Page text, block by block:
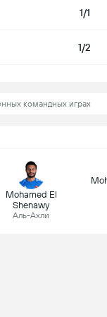
1/1
1/2
командных играх
Mohamed El
Shenawy
Аль-Ахли